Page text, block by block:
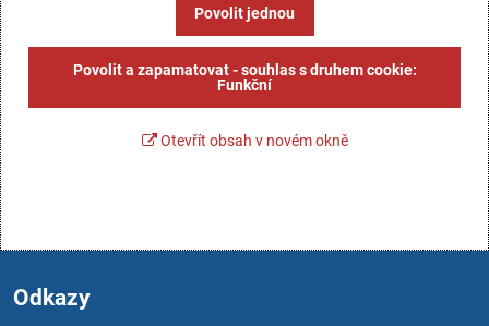
Povolit jednou
Povolit a zapamatovat - souhlas s druhem cookie:
Funkční
Otevřít obsah v novém okně
Odkazy